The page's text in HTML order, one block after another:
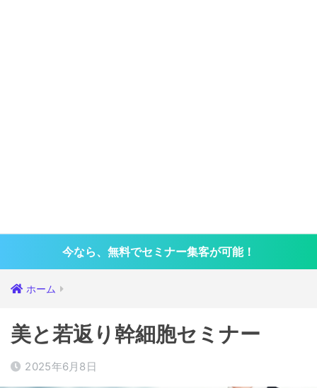
今なら、無料でセミナー集客が可能！
ホーム
美と若返り幹細胞セミナー
2025年6月8日